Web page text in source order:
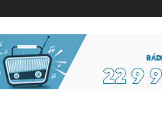
Informações da Figura